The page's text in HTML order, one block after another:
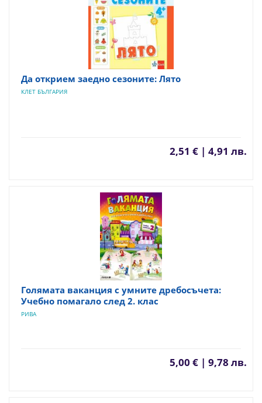
Да открием заедно сезоните: Лято
КЛЕТ БЪЛГАРИЯ
2,51 € | 4,91 лв.
Голямата ваканция с умните дребосъчета:
Учебно помагало след 2. клас
РИВА
5,00 € | 9,78 лв.